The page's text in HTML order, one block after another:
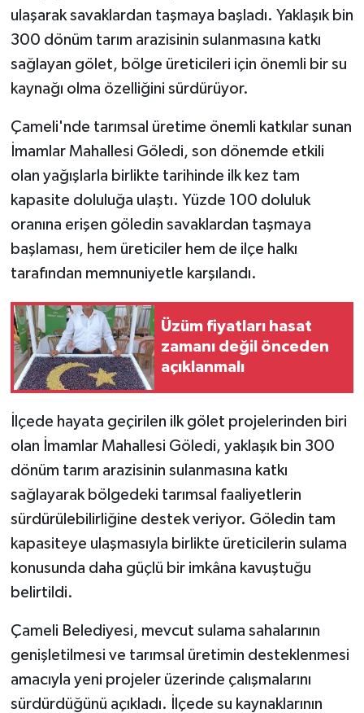
ulaşarak savaklardan taşmaya başladı. Yaklaşık bin
300 dönüm tarım arazisinin sulanmasına katkı
sağlayan gölet, bölge üreticileri için önemli bir su
kaynağı olma özelliğini sürdürüyor.
Çameli'nde tarımsal üretime önemli katkılar sunan
İmamlar Mahallesi Göledi, son dönemde etkili
olan yağışlarla birlikte tarihinde ilk kez tam
kapasite doluluğa ulaştı. Yüzde 100 doluluk
oranına erişen göledin savaklardan taşmaya
başlaması, hem üreticiler hem de ilçe halkı
tarafından memnuniyetle karşılandı.
Üzüm fiyatları hasat
zamanı değil önceden
açıklanmalı
İlçede hayata geçirilen ilk gölet projelerinden biri
olan İmamlar Mahallesi Göledi, yaklaşık bin 300
dönüm tarım arazisinin sulanmasına katkı
sağlayarak bölgedeki tarımsal faaliyetlerin
sürdürülebilirliğine destek veriyor. Göledin tam
kapasiteye ulaşmasıyla birlikte üreticilerin sulama
konusunda daha güçlü bir imkâna kavuştuğu
belirtildi.
Çameli Belediyesi, mevcut sulama sahalarının
genişletilmesi ve tarımsal üretimin desteklenmesi
amacıyla yeni projeler üzerinde çalışmalarını
sürdürdüğünü açıkladı. İlçede su kaynaklarının
Güvenlik
HABERDE İNSAN
İNSAN
Jandarma
Kadın
KÜLTÜR SANAT
MAGAZİN
Otomobil
POLİTİKA
Sağlık
SİYASET
SPOR HABERLERİ
TEKNOLOJİ
Turizm
ÜLKE GÜNDEMİ
YAŞAM